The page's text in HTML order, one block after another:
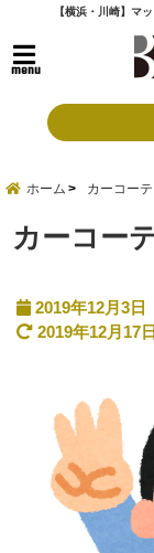
【横浜・川崎】マ
menu
ホーム カーコー
カーコー
2019年12月3日
2019年12月17日